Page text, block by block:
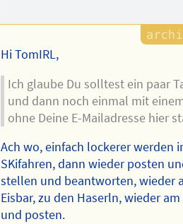
Autors
Hi TomIRL,
Ich glaube Du solltest ein paar
und dann noch einmal mit
ohne Deine E-Mailadresse hier
Ach wo, einfach lockerer werden
SKifahren, dann wieder posten
stellen und beantworten, wieder
Eisbar, zu den Haserln, wieder
und posten.